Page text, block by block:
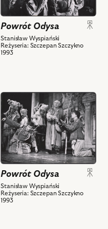
powiązanych
z
nim
obiektów
Na
zdjęciu:
Małgorzata
Pieńkowska
-
–
Dziewka/Syrena,
Renata
Pękul
Dziewka/Syrena,
Alicja
Jachiewicz
-
Dziewka/Syrena,
Powrót Odysa
Stanisław Wyspiański
Reżyseria: Szczepan Szczykno
1993
przejdź
do
obiektu
Powrót
Odysa,
Na
zdjęciu:
Jan
Jurewicz
-
Powrót Odysa
Stanisław Wyspiański
Reżyseria: Szczepan Szczykno
1993